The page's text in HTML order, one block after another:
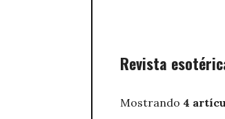
Revista
Mostrando 4